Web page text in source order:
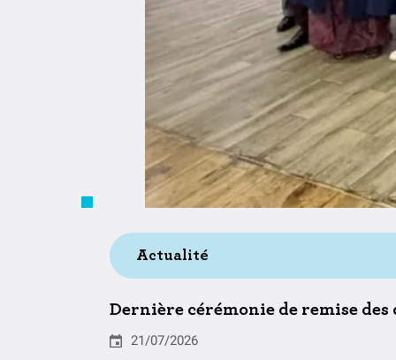
Actualité
Dernière cérémonie de remise
21/07/2026